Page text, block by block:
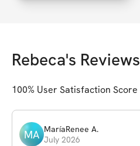
Rebeca's Reviews
100% User Satisfaction Score
MA MaríaRenee A.
July 2026